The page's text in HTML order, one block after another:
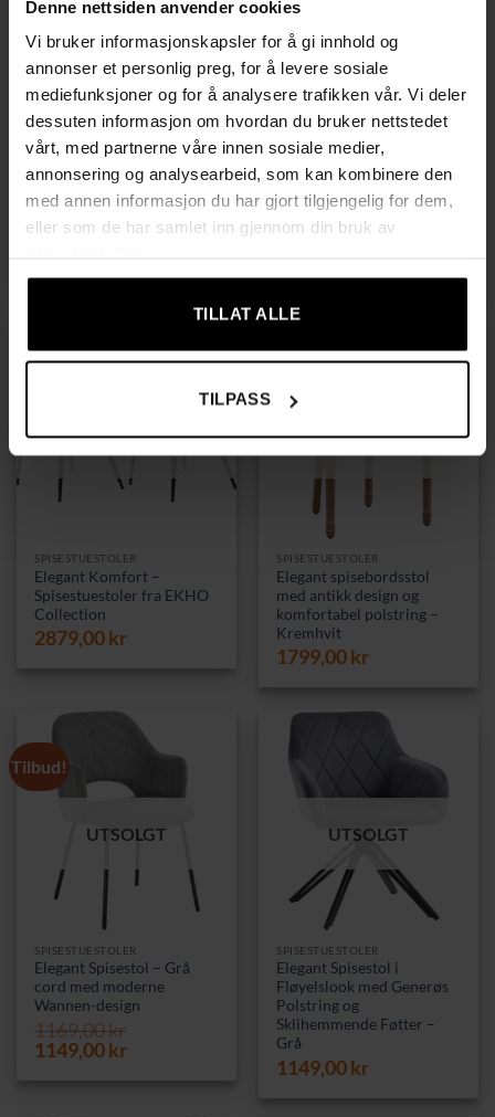
Denne nettsiden anvender cookies
Vi bruker informasjonskapsler for å gi innhold og
annonser et personlig preg, for å levere sosiale
mediefunksjoner og for å analysere trafikken vår. Vi deler
dessuten informasjon om hvordan du bruker nettstedet
vårt, med partnerne våre innen sosiale medier,
annonsering og analysearbeid, som kan kombinere den
med annen informasjon du har gjort tilgjengelig for dem,
eller som de har samlet inn gjennom din bruk av
TILLAT ALLE
TILPASS
UTSOLGT
SPISESTUESTOLER
2-pack vintage spisestoler
i brun og svart for kjøkken
UTSOLGT
Elegant Komfort –
Spisestuestoler fra EKHO
UTSOLGT
SPISESTUESTOLER
Elegant Komfort –
Spisestuestoler fra EKHO
Collection
2879,00kr
UTSOLGT
SPISESTUESTOLER
Elegant spisebordsstol
med antikk design og
komfortabel polstring –
Kremhvit
1799,00kr
Tilbud!
UTSOLGT
SPISESTUESTOLER
Elegant Spisestol – Grå
cord med moderne
Wannen-design
1169,00kr
Opprinnelig
1149,00krNåværende
UTSOLGT
SPISESTUESTOLER
Elegant Spisestol i
Fløyelslook med Generøs
Polstring og
Sklihemmende Føtter –
Grå
1149,00kr